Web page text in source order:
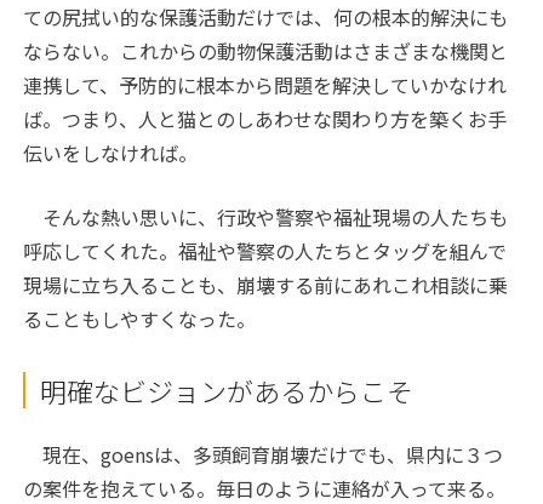
ての尻拭い的な保護活動だけでは、何の根本的解決にも
ならない。これからの動物保護活動はさまざまな機関と
連携して、予防的に根本から問題を解決していかなけれ
ば。つまり、人と猫とのしあわせな関わり方を築くお手
伝いをしなければ。
そんな熱い思いに、行政や警察や福祉現場の人たちも
呼応してくれた。福祉や警察の人たちとタッグを組んで
現場に立ち入ることも、崩壊する前にあれこれ相談に乗
ることもしやすくなった。
明確なビジョンがあるからこそ
現在、goensは、多頭飼育崩壊だけでも、県内に３つ
の案件を抱えている。毎日のように連絡が入って来る。